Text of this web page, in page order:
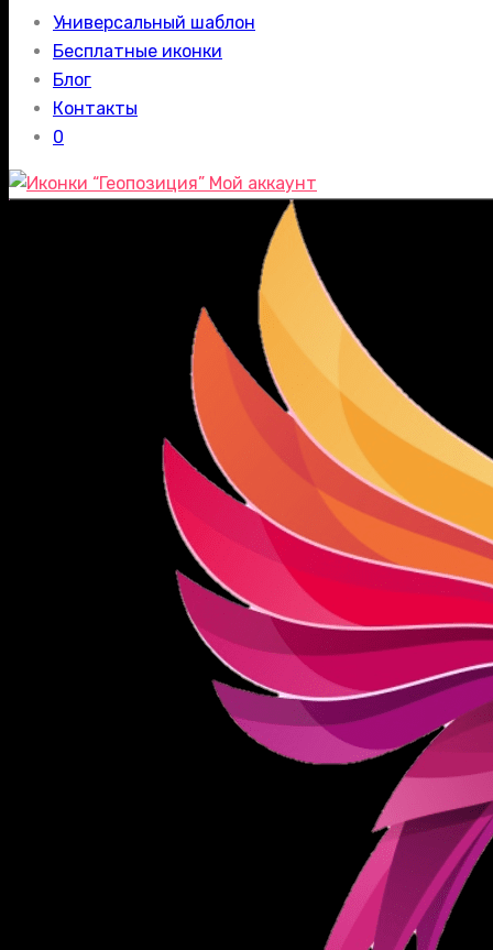
Универсальный шаблон
Бесплатные иконки
Блог
Контакты
0
Мой аккаунт